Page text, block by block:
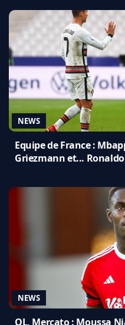
NEWS
Equipe de France :
Griezmann et... Ronaldo
NEWS
OL, Mercato : Moussa